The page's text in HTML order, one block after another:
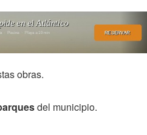
obras.
del municipio.